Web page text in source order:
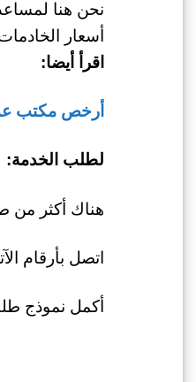
نحن هنا
أسعار
اقرأ أيضا:
أرخص مكتب عمالة
لطلب الخدمة:
هناك أكثر
اتصل بأرقام الآتية: 01287223589 –
أكمل نموذج